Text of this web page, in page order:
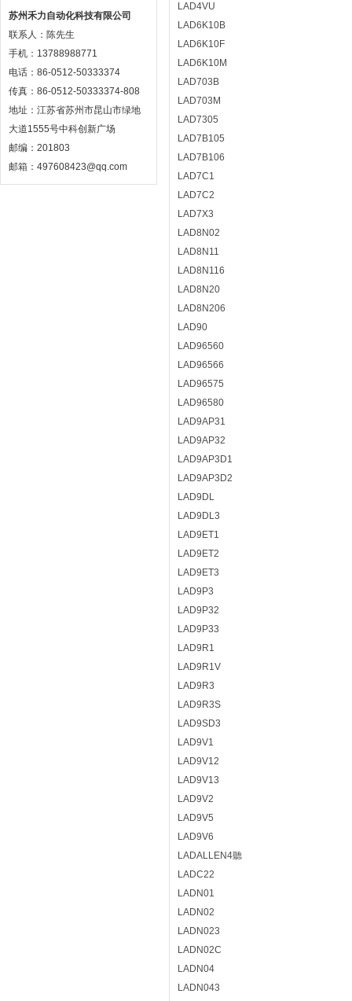
苏州禾力自动化科技有限公司
联系人：陈先生
手机：13788988771
电话：86-0512-50333374
传真：86-0512-50333374-808
地址：江苏省苏州市昆山市绿地
大道1555号中科创新广场
邮编：201803
邮箱：497608423@qq.com
LAD4VU
LAD6K10B
LAD6K10F
LAD6K10M
LAD703B
LAD703M
LAD7305
LAD7B105
LAD7B106
LAD7C1
LAD7C2
LAD7X3
LAD8N02
LAD8N11
LAD8N116
LAD8N20
LAD8N206
LAD90
LAD96560
LAD96566
LAD96575
LAD96580
LAD9AP31
LAD9AP32
LAD9AP3D1
LAD9AP3D2
LAD9DL
LAD9DL3
LAD9ET1
LAD9ET2
LAD9ET3
LAD9P3
LAD9P32
LAD9P33
LAD9R1
LAD9R1V
LAD9R3
LAD9R3S
LAD9SD3
LAD9V1
LAD9V12
LAD9V13
LAD9V2
LAD9V5
LAD9V6
LADALLEN4聽
LADC22
LADN01
LADN02
LADN023
LADN02C
LADN04
LADN043